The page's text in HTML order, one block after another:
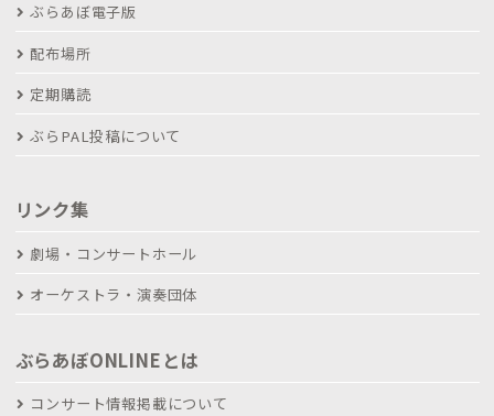
ぶらあぼ電子版
配布場所
定期購読
ぶらPAL投稿について
リンク集
劇場・コンサートホール
オーケストラ・演奏団体
ぶらあぼONLINEとは
コンサート情報掲載について